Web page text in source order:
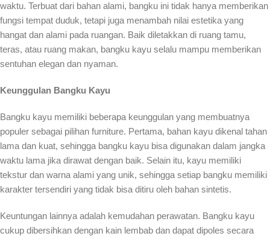
waktu. Terbuat dari bahan alami, bangku ini tidak hanya memberikan
fungsi tempat duduk, tetapi juga menambah nilai estetika yang
hangat dan alami pada ruangan. Baik diletakkan di ruang tamu,
teras, atau ruang makan, bangku kayu selalu mampu memberikan
sentuhan elegan dan nyaman.
Keunggulan Bangku Kayu
Bangku kayu memiliki beberapa keunggulan yang membuatnya
populer sebagai pilihan furniture. Pertama, bahan kayu dikenal tahan
lama dan kuat, sehingga bangku kayu bisa digunakan dalam jangka
waktu lama jika dirawat dengan baik. Selain itu, kayu memiliki
tekstur dan warna alami yang unik, sehingga setiap bangku memiliki
karakter tersendiri yang tidak bisa ditiru oleh bahan sintetis.
Keuntungan lainnya adalah kemudahan perawatan. Bangku kayu
cukup dibersihkan dengan kain lembab dan dapat dipoles secara